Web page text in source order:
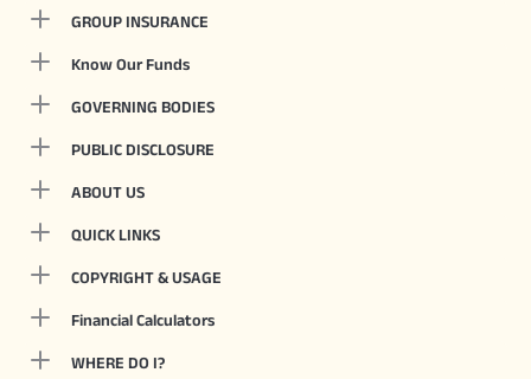
GROUP INSURANCE
Know Our Funds
GOVERNING BODIES
PUBLIC DISCLOSURE
ABOUT US
QUICK LINKS
COPYRIGHT & USAGE
Financial Calculators
WHERE DO I?